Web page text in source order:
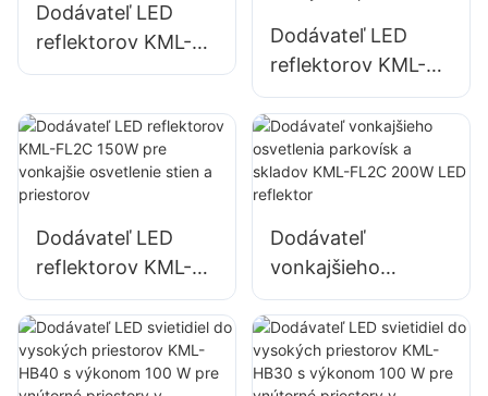
Dodávateľ LED
reflektorov KML-
FL2C 50W pre
a osvetlenie
veľkých
reklamných
Dodávateľ LED
reflektorov KML-
FL2C s výkonom
100 W pre
vonkajšie billboardy
a osvetlenie
reklamných
nápisov
Dodávateľ LED
reflektorov KML-
FL2C 150W pre
vonkajšie
osvetlenie stien a
priestorov
Dodávateľ
vonkajšieho
osvetlenia
parkovísk a skladov
KML-FL2C 200W
LED reflektor